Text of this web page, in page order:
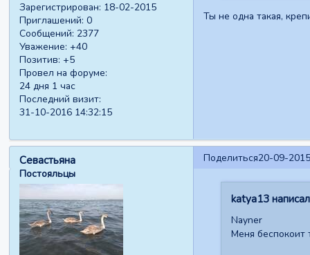
Зарегистрирован: 18-02-2015
Приглашений: 0
Сообщений: 2377
Уважение: +40
Позитив: +5
Провел на форуме:
24 дня 1 час
Последний визит:
31-10-2016 14:32:15
Ты не одна такая,
Поделиться20-09-
Севастьяна
Постояльцы
katya13
Nayner
Меня